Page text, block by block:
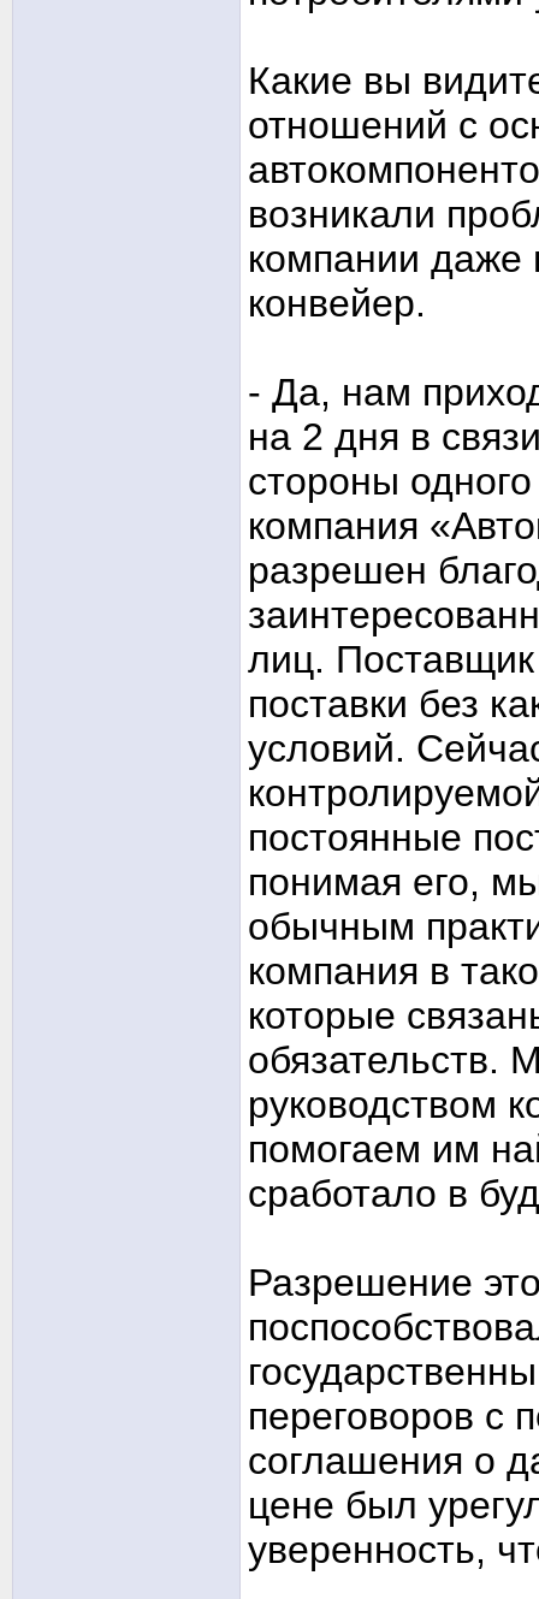
Какие вы
отношений с
возникали
компании даже
конвейер.
- Да, нам
на 2 дня в
стороны
компания
разрешен
лиц. Поставщик
поставки без
условий.
постоянные
понимая его,
обычным
компания в
которые
обязательств.
руководством
помогаем им
сработало в
Разрешение
переговоров с
соглашения о
цене был
уверенность,